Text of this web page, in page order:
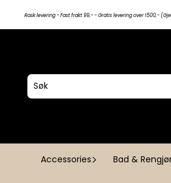
Hopp til innhold
Rask levering - Fast frakt 99,- - Gratis levering over 1500,-
Accessories Bad &